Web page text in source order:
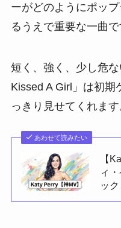
ーがどのようにポッ
るうえで重要な一曲で
短く、強く、少し危
Kissed A Girl」は初期
っきり見せてくれます
あわせて読みたい
【
ィ
ッ